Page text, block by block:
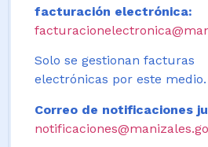
facturación electrónica:
Solo se gestionan facturas
electrónicas por este medio.
Correo de notificaciones